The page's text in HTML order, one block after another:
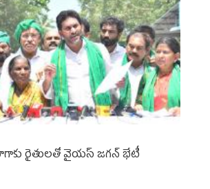
రైతులతో వైయస్ జగన్ భేటీ